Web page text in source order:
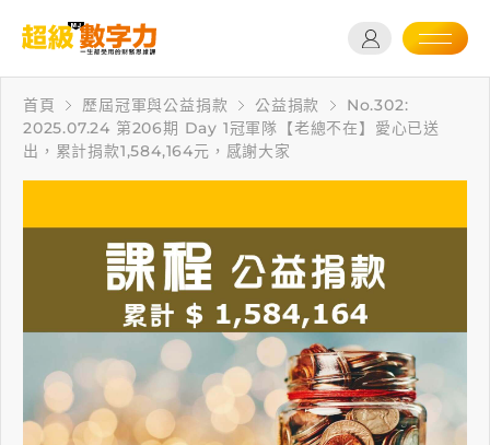
首頁 歷屆冠軍與公益捐款 公益捐款
No.302:
2025.07.24 第206期 Day 1冠軍隊【老總不在】愛心已送
出，累計捐款1,584,164元，感謝大家